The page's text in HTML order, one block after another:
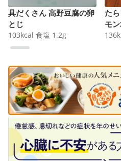
具だくさん 高野豆腐の卵
とじ
103kcal 食塩 1.2g
た
モ
136